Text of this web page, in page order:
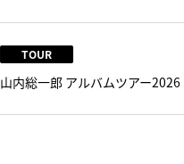
TOUR
山内総一郎 アルバムツアー